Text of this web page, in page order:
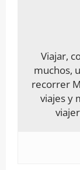
Viajar,
muchos,
recorrer
viajes y